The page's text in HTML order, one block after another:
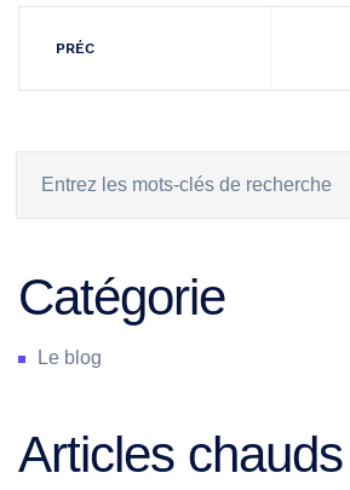
PRÉC
Catégorie
Le blog
Articles chauds